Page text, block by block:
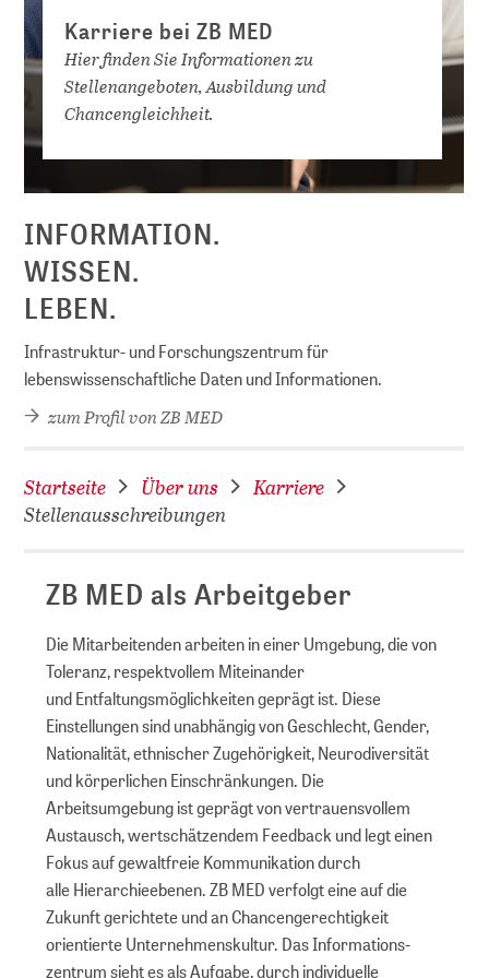
Karriere bei ZB MED
Hier finden Sie Informationen zu
Stellenangeboten, Ausbildung und
Chancengleichheit.
INFORMATION.
WISSEN.
LEBEN.
Infrastruktur- und Forschungszentrum für
lebenswissenschaftliche Daten und Informationen.
zum Profil von ZB MED
Startseite Über uns
Karriere
Stellenausschreibungen
ZB MED als Arbeitgeber
Die Mitarbeitenden arbeiten in einer Umgebung, die von
Toleranz, respektvollem Miteinander
und Entfaltungsmöglichkeiten geprägt ist. Diese
Einstellungen sind unabhängig von Geschlecht, Gender,
Nationalität, ethnischer Zugehörigkeit, Neurodiversität
und körperlichen Einschränkungen. Die
Arbeitsumgebung ist geprägt von vertrauensvollem
Austausch, wertschätzendem Feedback und legt einen
Fokus auf gewaltfreie Kommunikation durch
alle Hierarchieebenen. ZB MED verfolgt eine auf die
Zukunft gerichtete und an Chancengerechtigkeit
orientierte Unternehmenskultur. Das Infor­mations­
zentrum sieht es als Aufgabe, durch individuelle